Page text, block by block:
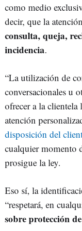
como medio
decir, que la
consulta, queja,
incidencia.
“La utilización de
conversacionales u
ofrecer a la
atención
disposición del
cualquier momento
prosigue la ley.
Eso sí, la
“respetará, en
sobre protección